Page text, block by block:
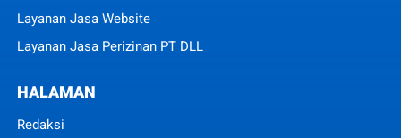
Layanan Jasa Website
Layanan Jasa Perizinan PT DLL
HALAMAN
Redaksi